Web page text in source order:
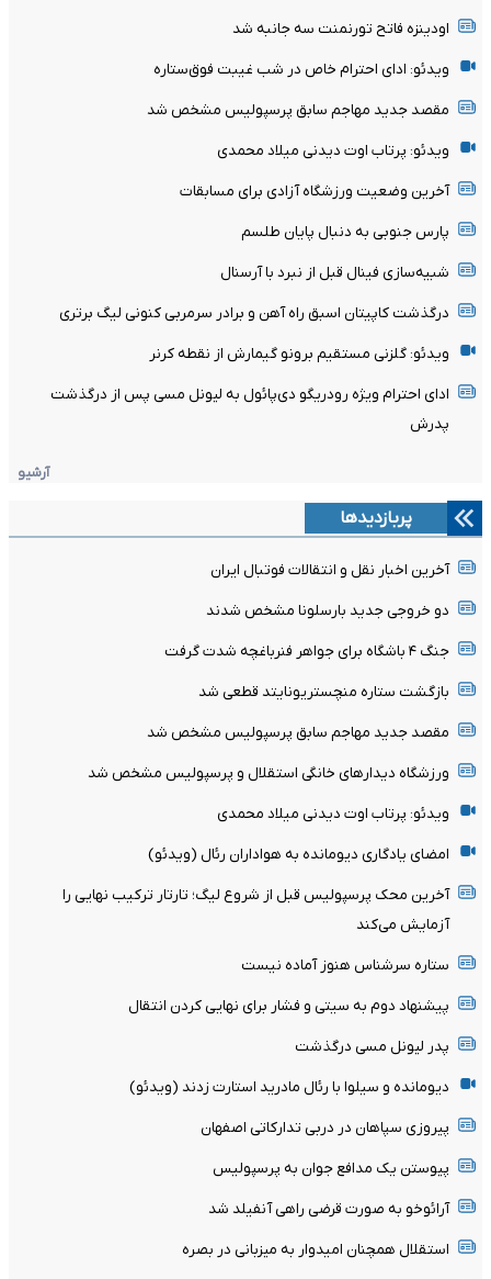
اودینزه فاتح تورنمنت سه جانبه شد
ویدئو: ادای احترام خاص در شب غیبت فوق‌ستاره
مقصد جدید مهاجم سابق پرسپولیس مشخص شد
ویدئو: پرتاب اوت دیدنی میلاد محمدی
آخرین وضعیت ورزشگاه آزادی برای مسابقات
پارس جنوبی به دنبال پایان طلسم
شبیه‌سازی فینال قبل از نبرد با آرسنال
درگذشت کاپیتان اسبق راه آهن و برادر سرمربی کنونی لیگ برتری
ویدئو: گلزنی مستقیم برونو گیمارش از نقطه کرنر
ادای احترام ویژه رودریگو دی‌پائول به لیونل مسی پس از درگذشت
پدرش
آرشیو
پربازدیدها
آخرین اخبار نقل و انتقالات فوتبال ایران
دو خروجی جدید بارسلونا مشخص شدند
جنگ ۴ باشگاه برای جواهر فنرباغچه شدت گرفت
بازگشت ستاره منچستریونایتد قطعی شد
مقصد جدید مهاجم سابق پرسپولیس مشخص شد
ورزشگاه دیدارهای خانگی استقلال و پرسپولیس مشخص شد
ویدئو: پرتاب اوت دیدنی میلاد محمدی
امضای یادگاری دیومانده به هواداران رئال (ویدئو)
آخرین محک پرسپولیس قبل از شروع لیگ؛ تارتار ترکیب نهایی را
آزمایش می‌کند
ستاره سرشناس هنوز آماده نیست
پیشنهاد دوم به سیتی و فشار برای نهایی کردن انتقال
پدر لیونل مسی درگذشت
دیومانده و سیلوا با رئال مادرید استارت زدند (ویدئو)
پیروزی سپاهان در دربی تدارکاتی اصفهان
پیوستن یک مدافع جوان به پرسپولیس
آرائوخو به صورت قرضی راهی آنفیلد شد
استقلال همچنان امیدوار به میزبانی در بصره